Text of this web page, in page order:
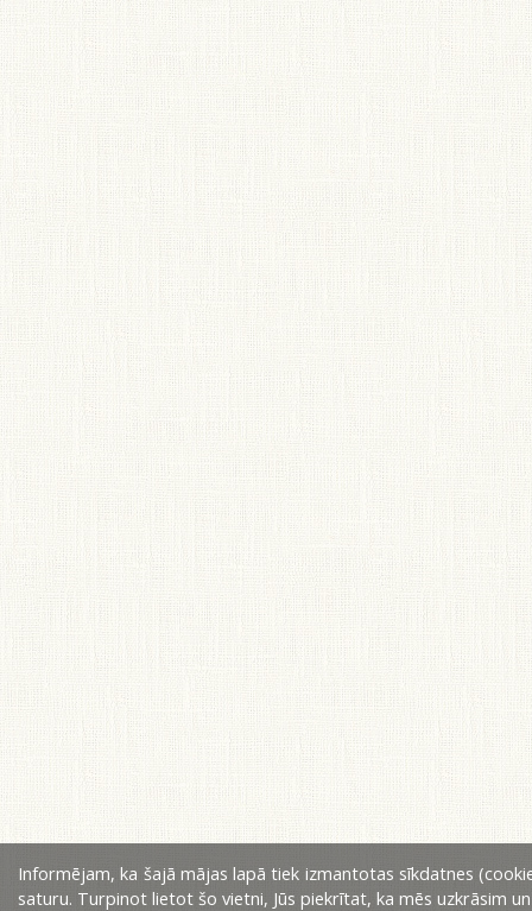
Informējam, ka šajā mājas lapā tiek izmantotas sīkdatnes
saturu. Turpinot lietot šo vietni, Jūs piekrītat, ka mēs uzkrāsim